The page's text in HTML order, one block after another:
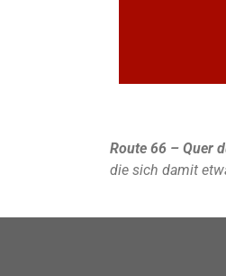
Route 66 – Quer
die sich damit